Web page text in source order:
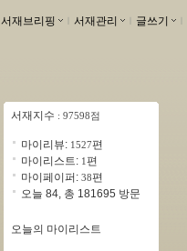
서재브리핑 서재관리 글쓰기
서재지수 : 97598점
마이리뷰: 1527편
마이리스트: 1편
마이페이퍼: 38편
오늘 84, 총 181695 방문
오늘의 마이리스트